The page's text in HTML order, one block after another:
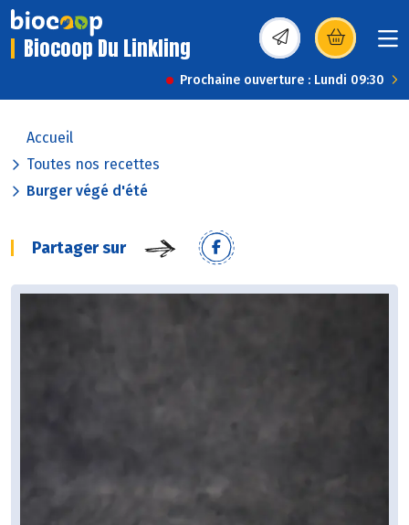
Biocoop Du Linkling (s’ouvre dans une
Prochaine ouverture : Lundi 09:30
Accueil
Toutes nos recettes
Burger végé d'été
Partager sur